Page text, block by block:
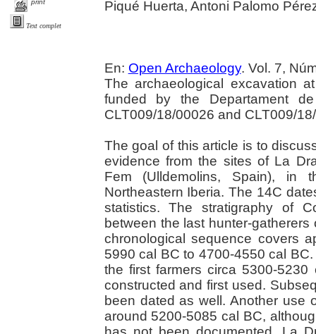
print
Text complet
Piqué Huerta, Antoni Palomo
En: Open Archaeology. Vol. 7,
The archaeological excavation
funded by the Departament
CLT009/18/00026 and CLT009/
The goal of this article is to
evidence from the sites of La
Fem (Ulldemolins, Spain), in
Northeastern Iberia. The 14C
statistics. The stratigraphy of
between the last hunter-
chronological sequence covers
5990 cal BC to 4700-4550 cal
the first farmers circa 5300-
constructed and first used.
been dated as well. Another use
around 5200-5085 cal BC,